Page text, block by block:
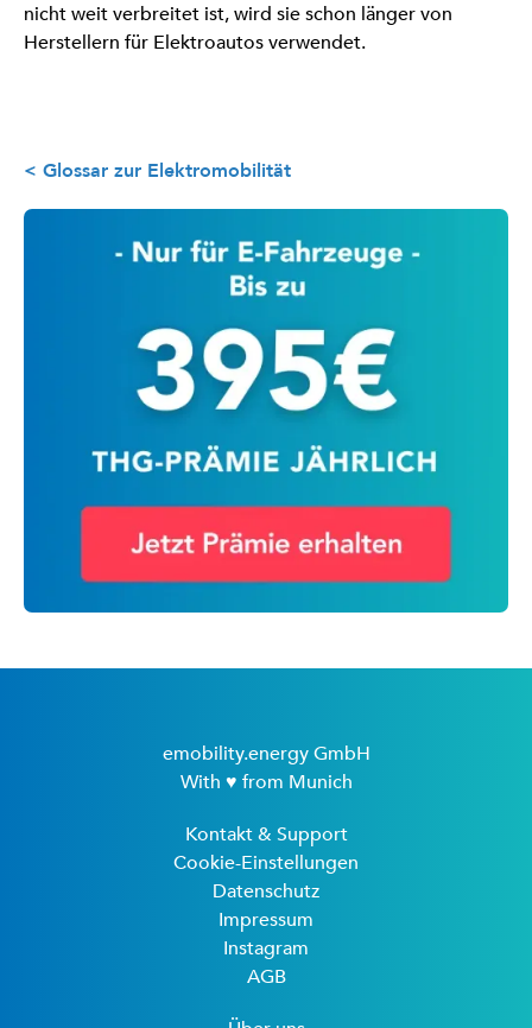
nicht weit verbreitet ist, wird sie schon länger von
Herstellern für Elektroautos verwendet.
< Glossar zur Elektromobilität
emobility.energy GmbH
With ♥ from Munich
Kontakt & Support
Cookie-Einstellungen
Datenschutz
Impressum
Instagram
AGB